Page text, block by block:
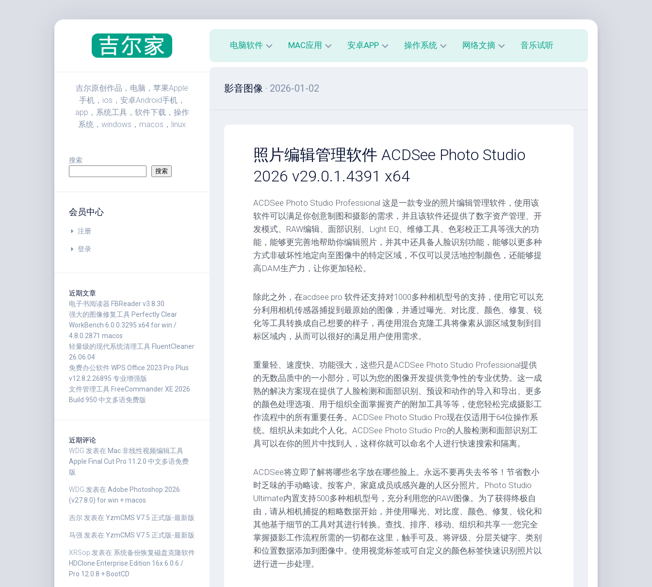
吉尔原创作品，电脑，苹果Apple
手机，ios，安卓Android手机，
app，系统工具，软件下载，操作
系统，windows，macos，linux
搜索
搜索
会员中心
注册
登录
近期文章
电子书阅读器 FBReader v3.8.30
强大的图像修复工具 Perfectly Clear
WorkBench 6.0.0.3295 x64 for win /
4.8.0.2871 macos
轻量级的现代系统清理工具 FluentCleaner
26.06.04
免费办公软件 WPS Office 2023 Pro Plus
v12.8.2.26895 专业增强版
文件管理工具 FreeCommander XE 2026
Build 950 中文多语免费版
近期评论
WDG 发表在 Mac 非线性视频编辑工具
Apple Final Cut Pro 11.2.0 中文多语免费
版
WDG 发表在 Adobe Photoshop 2026
(v27.8.0) for win + macos
吉尔 发表在 YzmCMS V7.5 正式版-最新版
马强 发表在 YzmCMS V7.5 正式版-最新版
XRSop 发表在 系统备份恢复磁盘克隆软件
HDClone Enterprise Edition 16x 6.0.6 /
Pro 12.0.8 + BootCD
电脑软件
公
MAC应用
办
系
统
具
影
音
图
mac
驱
动
具
mac
网
络
工
安卓APP
安
卓
统
安
卓
影
音
图
像
卓
驱
动
工
具
网
络
工
具
操作系统
工
具
网络文摘
欣
赏
音乐试听
影音图像 · 2026-01-02
照片编辑管理软件 ACDSee Photo Studio
2026 v29.0.1.4391 x64
ACDSee Photo Studio Professional 这是一款专业的照片编辑管理软件，使用该
软件可以满足你创意制图和摄影的需求，并且该软件还提供了数字资产管理、开
发模式、RAW编辑、面部识别、Light EQ、维修工具、色彩校正工具等强大的功
能，能够更完善地帮助你编辑照片，并其中还具备人脸识别功能，能够以更多种
方式非破坏性地定向至图像中的特定区域，不仅可以灵活地控制颜色，还能够提
高DAM生产力，让你更加轻松。
除此之外，在acdsee pro 软件还支持对1000多种相机型号的支持，使用它可以充
分利用相机传感器捕捉到最原始的图像，并通过曝光、对比度、颜色、修复、锐
化等工具转换成自己想要的样子，再使用混合克隆工具将像素从源区域复制到目
标区域内，从而可以很好的满足用户使用需求。
重量轻、速度快、功能强大，这些只是ACDSee Photo Studio Professional提供
的无数品质中的一小部分，可以为您的图像开发提供竞争性的专业优势。这一成
熟的解决方案现在提供了人脸检测和面部识别、预设和动作的导入和导出、更多
的颜色处理选项、用于组织全面掌握资产的附加工具等等，使您轻松完成摄影工
作流程中的所有重要任务。ACDSee Photo Studio Pro现在仅适用于64位操作系
统。组织从未如此个人化。ACDSee Photo Studio Pro的人脸检测和面部识别工
具可以在你的照片中找到人，这样你就可以命名个人进行快速搜索和隔离。
ACDSee将立即了解将哪些名字放在哪些脸上。永远不要再失去爷爷！节省数小
时乏味的手动略读。按客户、家庭成员或感兴趣的人区分照片。Photo Studio
Ultimate内置支持500多种相机型号，充分利用您的RAW图像。为了获得终极自
由，请从相机捕捉的粗略数据开始，并使用曝光、对比度、颜色、修复、锐化和
其他基于细节的工具对其进行转换。查找、排序、移动、组织和共享——您完全
掌握摄影工作流程所需的一切都在这里，触手可及。将评级、分层关键字、类别
和位置数据添加到图像中。使用视觉标签或可自定义的颜色标签快速识别照片以
进行进一步处理。